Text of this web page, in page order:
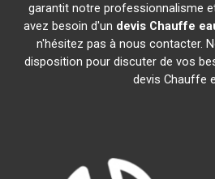
garantit notre professionnalisme
avez besoin d'un devis Chauffe
n'hésitez pas à nous contacter.
disposition pour discuter de vos
devis Chauffe